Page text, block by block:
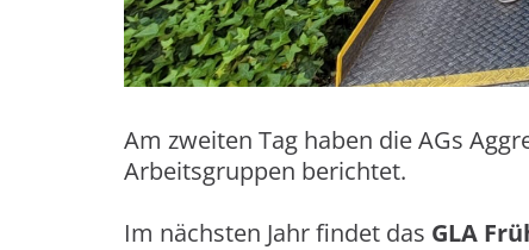
Am zweiten Tag haben die AGs
Arbeitsgruppen berichtet.
Im nächsten Jahr findet das GLA